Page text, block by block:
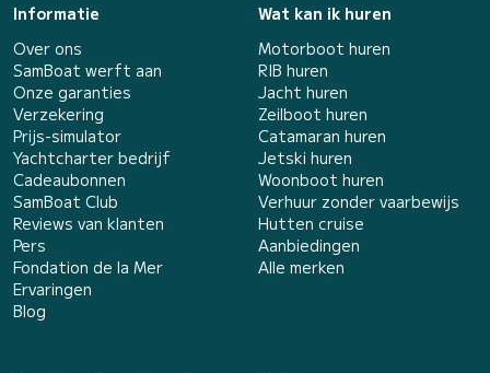
Informatie
Over ons
SamBoat werft aan
Onze garanties
Verzekering
Prijs-simulator
Yachtcharter bedrijf
Cadeaubonnen
SamBoat Club
Reviews van klanten
Pers
Fondation de la Mer
Ervaringen
Blog
Wat kan ik huren
Motorboot huren
RIB huren
Jacht huren
Zeilboot huren
Catamaran huren
Jetski huren
Woonboot huren
Verhuur zonder vaarbewijs
Hutten cruise
Aanbiedingen
Alle merken